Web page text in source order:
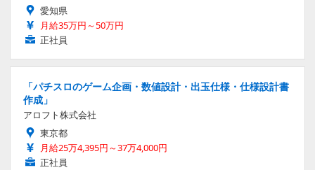
愛知県
月給35万円～50万円
正社員
「パチスロのゲーム企画・数値設計・出玉仕様・仕様設計書
作成」
アロフト株式会社
東京都
月給25万4,395円～37万4,000円
正社員